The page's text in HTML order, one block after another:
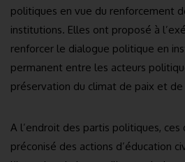
politiques en vue du renforcement
institutions. Elles ont proposé à
renforcer le dialogue politique en
permanent entre les acteurs
préservation du climat de paix et
A l’endroit des partis politiques,
préconisé des actions d’éducation